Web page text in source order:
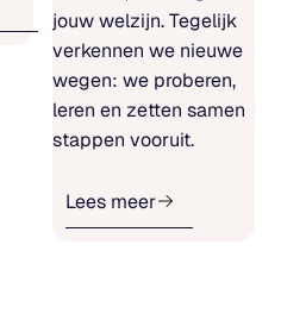
jouw welzijn. Tegelijk
verkennen we nieuwe
wegen: we proberen,
leren en zetten samen
stappen vooruit.
Lees meer